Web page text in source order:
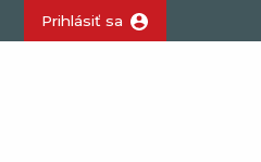
Prihlásiť sa